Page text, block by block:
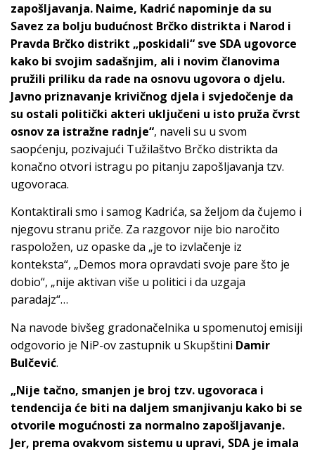
zapošljavanja. Naime, Kadrić napominje da su
Savez za bolju budućnost Brčko distrikta i Narod i
Pravda Brčko distrikt „poskidali“ sve SDA ugovorce
kako bi svojim sadašnjim, ali i novim članovima
pružili priliku da rade na osnovu ugovora o djelu.
Javno priznavanje krivičnog djela i svjedočenje da
su ostali politički akteri uključeni u isto pruža čvrst
osnov za istražne radnje“, naveli su u svom
saopćenju, pozivajući Tužilaštvo Brčko distrikta da
konačno otvori istragu po pitanju zapošljavanja tzv.
ugovoraca.
Kontaktirali smo i samog Kadrića, sa željom da čujemo i
njegovu stranu priče. Za razgovor nije bio naročito
raspoložen, uz opaske da „je to izvlačenje iz
konteksta“, „Demos mora opravdati svoje pare što je
dobio“, „nije aktivan više u politici i da uzgaja
paradajz“…
Na navode bivšeg gradonačelnika u spomenutoj emisiji
odgovorio je NiP-ov zastupnik u Skupštini Damir
Bulčević.
„Nije tačno, smanjen je broj tzv. ugovoraca i
tendencija će biti na daljem smanjivanju kako bi se
otvorile mogućnosti za normalno zapošljavanje.
Jer, prema ovakvom sistemu u upravi, SDA je imala